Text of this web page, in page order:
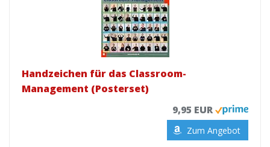
Handzeichen für das Classroom-
Management (Posterset)
9,95 EUR
Zum Angebot